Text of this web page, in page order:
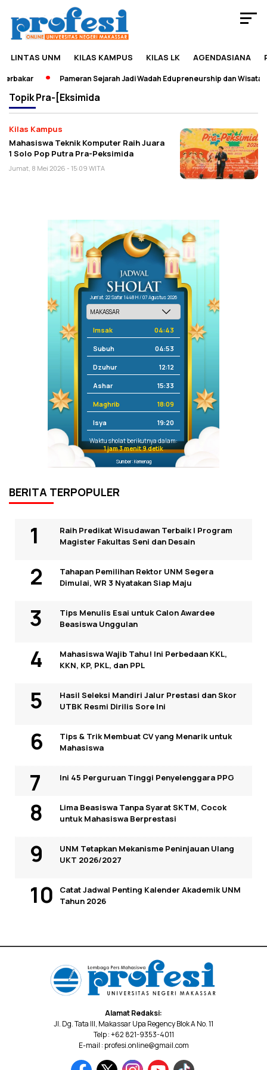
LINTAS UNM KILAS KAMPUS KILAS LK AGENDASIANA
Pameran Sejarah Jadi Wadah Edupreneurship dan Wisata
TopikPra-[eksimida
Kilas Kampus
Mahasiswa Teknik Komputer Raih Juara
1 Solo Pop Putra Pra-Peksimida
Jumat, 8 Mei 2026 - 15:09 WITA
Jum'at, 22 Safar 1448 H / 07 Agustus 2026
Imsak 04:43
Subuh 04:53
Dzuhur 12:12
Ashar 15:33
Maghrib 18:09
Isya 19:20
Waktu sholat berikutnya dalam:
1 jam 3 menit 8 detik
Sumber: Kemenag
BERITA TERPOPULER
Raih Predikat Wisudawan Terbaik I Program
Magister Fakultas Seni dan Desain
Tahapan Pemilihan Rektor UNM Segera
Dimulai, WR 3 Nyatakan Siap Maju
Tips Menulis Esai untuk Calon Awardee
Beasiswa Unggulan
Mahasiswa Wajib Tahu! Ini Perbedaan KKL,
KKN, KP, PKL, dan PPL
Hasil Seleksi Mandiri Jalur Prestasi dan Skor
UTBK Resmi Dirilis Sore Ini
Tips & Trik Membuat CV yang Menarik untuk
Mahasiswa
Ini 45 Perguruan Tinggi Penyelenggara PPG
Lima Beasiswa Tanpa Syarat SKTM, Cocok
untuk Mahasiswa Berprestasi
UNM Tetapkan Mekanisme Peninjauan Ulang
UKT 2026/2027
Catat Jadwal Penting Kalender Akademik UNM
Tahun 2026
Alamat Redaksi:
Jl. Dg. Tata III, Makassar Upa Regency Blok A No. 11
Telp : +62 821-9353-4011
E-mail : profesi.online@gmail.com